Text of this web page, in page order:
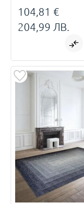
104,81 €
204,99 ЛВ.